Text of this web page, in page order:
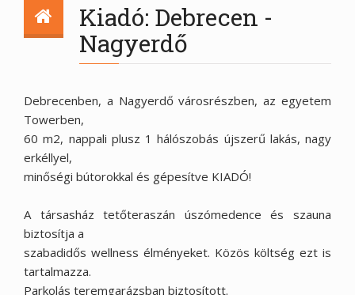
Kiadó: Debrecen -
Nagyerdő
Debrecenben, a Nagyerdő városrészben, az egyetem
Towerben,
60 m2, nappali plusz 1 hálószobás újszerű lakás, nagy
erkéllyel,
minőségi bútorokkal és gépesítve KIADÓ!
A társasház tetőteraszán úszómedence és szauna
biztosítja a
szabadidős wellness élményeket. Közös költség ezt is
tartalmazza.
Parkolás teremgarázsban biztosított.